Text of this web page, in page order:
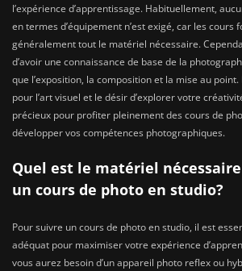
l’expérience d’apprentissage. Habituellement,
en termes d’équipement n’est exigé, car les cours
généralement tout le matériel nécessaire.
d’avoir une connaissance de base de la
que l’exposition, la composition et la mise au
pour l’art visuel et le désir d’explorer votre
précieux pour profiter pleinement des cours de
développer vos compétences photographiques.
Quel est le matériel
un cours de photo en studio?
Pour suivre un cours de photo en studio, il est
adéquat pour maximiser votre expérience
vous aurez besoin d’un appareil photo reflex ou